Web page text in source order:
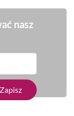
nasz